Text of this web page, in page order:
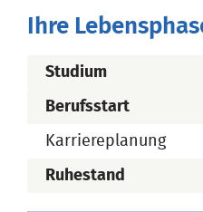
Ihre
Studium
Berufsstart
Karriereplanung
Ruhestand